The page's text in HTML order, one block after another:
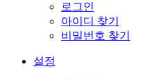
로그인
아이디 찾기
비밀번호 찾기
설정